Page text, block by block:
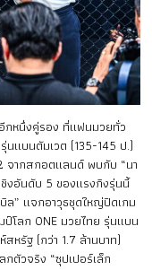
กหนึ่งคู่รอง ที่แฟนมวยทั่ว
นแบนตัมเวต (135-145 ป.)
จากสกอตแลนด์ พบกับ “นา
งอันดับ 5 ของแรงกิงรุ่นนี้
ล” แจกอาวุธชุดใหญ่ปิดเกม
โลก ONE มวยไทย รุ่นแบน
หรัฐ (กว่า 1.7 ล้านบาท)
ตัวจริง “ซุปเปอร์เล็ก